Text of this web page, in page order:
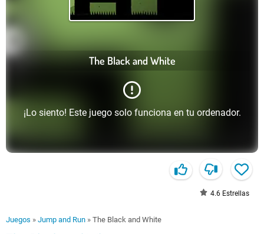
The Black and White
¡Lo siento! Este juego solo funciona en tu ordenador.
4.6 Estrellas
Juegos » Jump and Run » The Black and White